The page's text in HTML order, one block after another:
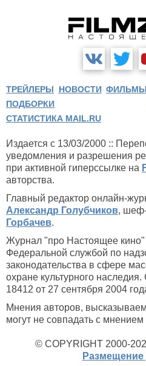
ТРЕЙЛЕРЫ НОВОСТИ ФИЛЬМЫ
ПОДБОРКИ
СТАТИСТИКА MAIL.RU
Издается с 13/03/2000 ::
уведомления и разрешения
при активной гиперссылке на
авторства.
Главный редактор онлайн-
Александр Голубчиков,
Горбачев.
Журнал "про Настоящее кино"
Федеральной службой по
законодательства в сфере
охране культурного
18412 от 27 сентября 2004
Мнения авторов,
могут не совпадать с мнением
© COPYRIGHT 2000-